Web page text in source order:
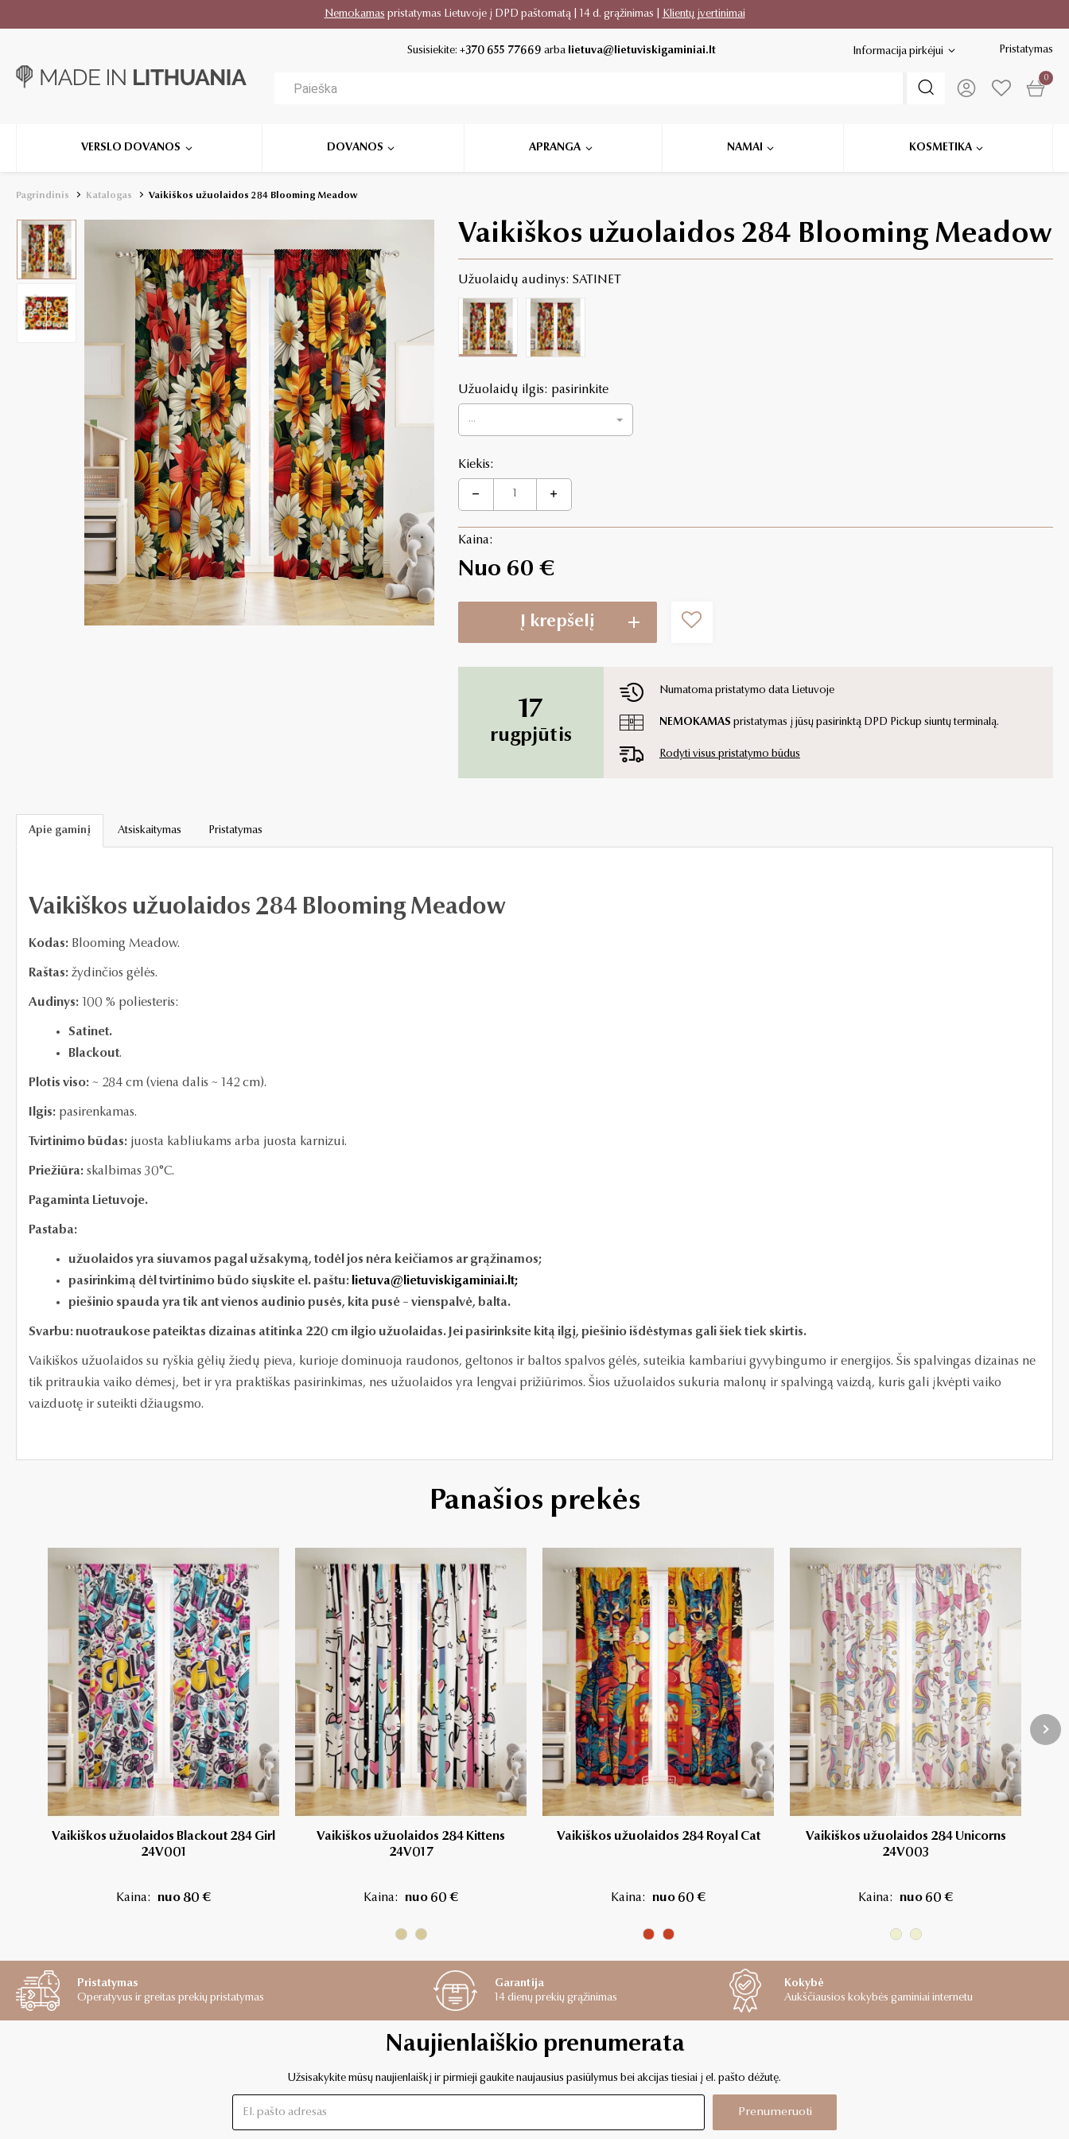
Nemokamas pristatymas Lietuvoje į DPD paštomatą | 14 d. grąžinimas | Klientų įvertinimai
Susisiekite:+370 655 77669 arba lietuva@lietuviskigaminiai.lt Informacija pirkėjui Pristatymas
0
VERSLO DOVANOS DOVANOS APRANGA NAMAI KOSMETIKA
Pagrindinis Katalogas Vaikiškos užuolaidos 284 Blooming Meadow
Vaikiškos užuolaidos 284 Blooming Meadow
Užuolaidų audinys: SATINET
Užuolaidų ilgis: pasirinkite
...
Kiekis:
Kaina:
Nuo 60 €
Į krepšelį
17
rugpjūtis
Numatoma pristatymo data Lietuvoje
NEMOKAMAS pristatymas į jūsų pasirinktą DPD Pickup siuntų terminalą.
Rodyti visus pristatymo būdus
Apie gaminį Atsiskaitymas Pristatymas
Vaikiškos užuolaidos 284 Blooming Meadow
Kodas: Blooming Meadow.
Raštas: žydinčios gėlės.
Audinys: 100 % poliesteris:
Satinet.
Blackout.
Plotis viso: ~ 284 cm (viena dalis ~ 142 cm).
Ilgis: pasirenkamas.
Tvirtinimo būdas: juosta kabliukams arba juosta karnizui.
Priežiūra: skalbimas 30°C.
Pagaminta Lietuvoje.
Pastaba:
užuolaidos yra siuvamos pagal užsakymą, todėl jos nėra keičiamos ar grąžinamos;
pasirinkimą dėl tvirtinimo būdo siųskite el. paštu: lietuva@lietuviskigaminiai.lt;
piešinio spauda yra tik ant vienos audinio pusės, kita pusė – vienspalvė, balta.
Svarbu: nuotraukose pateiktas dizainas atitinka 220 cm ilgio užuolaidas. Jei pasirinksite kitą ilgį, piešinio išdėstymas gali šiek tiek skirtis.
Vaikiškos užuolaidos su ryškia gėlių žiedų pieva, kurioje dominuoja raudonos, geltonos ir baltos spalvos gėlės, suteikia kambariui gyvybingumo ir energijos. Šis spalvingas dizainas ne
tik pritraukia vaiko dėmesį, bet ir yra praktiškas pasirinkimas, nes užuolaidos yra lengvai prižiūrimos. Šios užuolaidos sukuria malonų ir spalvingą vaizdą, kuris gali įkvėpti vaiko
vaizduotę ir suteikti džiaugsmo.
Panašios prekės
Vaikiškos užuolaidos Blackout 284 Girl
24V001
Kaina: nuo 80 €
Vaikiškos užuolaidos 284 Kittens
24V017
Kaina: nuo 60 €
Vaikiškos užuolaidos 284 Royal Cat
Kaina: nuo 60 €
Vaikiškos užuolaidos 284 Unicorns
24V003
Kaina: nuo 60 €
Pristatymas
Operatyvus ir greitas prekių pristatymas
Garantija
14 dienų prekių grąžinimas
Kokybė
Aukščiausios kokybės gaminiai internetu
Naujienlaiškio prenumerata
Užsisakykite mūsų naujienlaiškį ir pirmieji gaukite naujausius pasiūlymus bei akcijas tiesiai į el. pašto dėžutę.
Prenumeruoti